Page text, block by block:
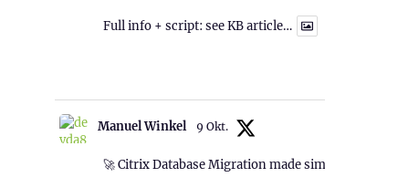
Full info + script: see KB article…
Manuel Winkel 9 Okt.
🚀 Citrix Database Migration made simple!